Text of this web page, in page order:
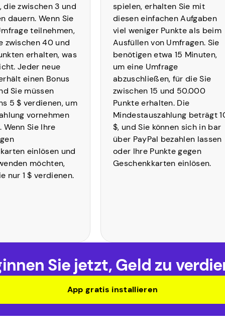
die zwischen 3 und
dauern. Wenn Sie
teilnehmen,
zwischen 40 und
erhalten, was
Jeder neue
einen Bonus
Sie müssen
5 $ verdienen, um
vornehmen
Wenn Sie Ihre
einlösen und
möchten,
nur 1 $ verdienen.
spielen, erhalten Sie mit
diesen einfachen Aufgaben
viel weniger Punkte als beim
Ausfüllen von Umfragen. Sie
benötigen etwa 15 Minuten,
um eine Umfrage
abzuschließen, für die Sie
zwischen 15 und 50.000
Punkte erhalten. Die
Mindestauszahlung beträgt
$, und Sie können sich in bar
über PayPal bezahlen lassen
oder Ihre Punkte gegen
Geschenkkarten einlösen.
Sie jetzt, Geld zu
App gratis installieren